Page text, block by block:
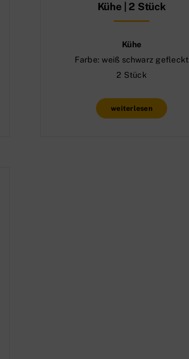
Kühe | 2 Stück
Kühe
Farbe: weiß schwarz gefleckt
2 Stück
weiterlesen